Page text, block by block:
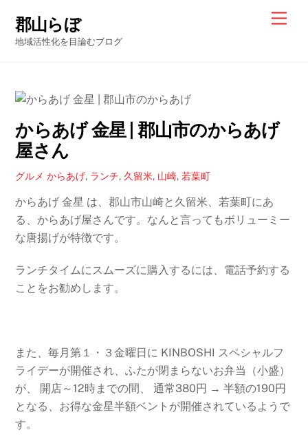
content
郡山らぼ
地域活性化を目論むブログ
からあげ 金星 | 郡山市のからあげ
屋さん
グルメ からあげ, ランチ, 久留米, 山崎,若葉町
からあげ 金星 は、郡山市山崎と久留米、若葉町にあ
る、からあげ屋さんです。なんと言ってもボリューミー
な唐揚げが特徴です。
ランチタイムにスムーズに購入するには、電話予約する
ことをお勧めします。
また、毎月第１・３金曜日に KINBOSHI スペシャルフ
ライデーが開催され、ふたが閉まらないお弁当（小盛）
が、 開店～12時までの間、 通常380円 → 半額の190円
となる、お得な金星半額ベントが開催されているようで
す。